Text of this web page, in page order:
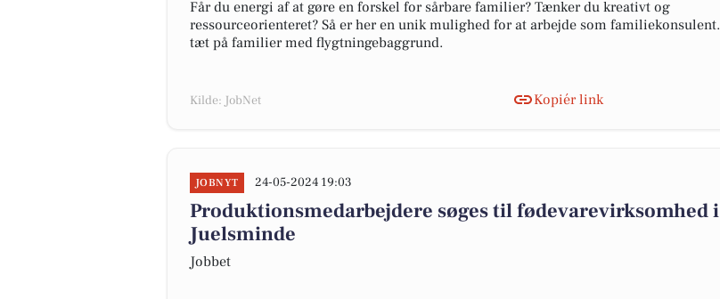
Får du energi af at gøre en forskel for sårbare familier? Tænker du kreativt og
ressourceorienteret? Så er her en unik mulighed for at arbejde som familiekonsulent.
tæt på familier med flygtningebaggrund.
Kilde: JobNet Kopiér link
JOBNYT 24-05-2024 19:03
Produktionsmedarbejdere søges til fødevarevirksomhed i
Juelsminde
Jobbet